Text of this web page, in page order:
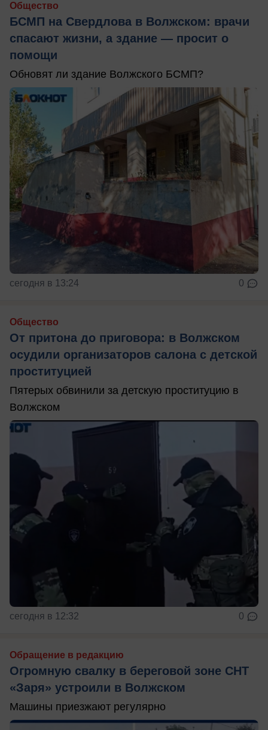
Общество
БСМП на Свердлова в Волжском: врачи
спасают жизни, а здание — просит о
помощи
Обновят ли здание Волжского БСМП?
сегодня в 13:24 0
Общество
От притона до приговора: в Волжском
осудили организаторов салона с детской
проституцией
Пятерых обвинили за детскую проституцию в
Волжском
сегодня в 12:32 0
Обращение в редакцию
Огромную свалку в береговой зоне СНТ
«Заря» устроили в Волжском
Машины приезжают регулярно